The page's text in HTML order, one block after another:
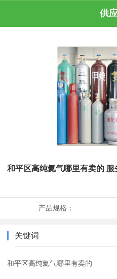
供
和平区高纯氦气哪里有卖的 服
产品规格：
关键词
和平区高纯氦气哪里有卖的